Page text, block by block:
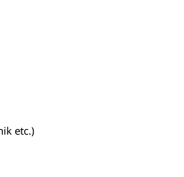
etc.)